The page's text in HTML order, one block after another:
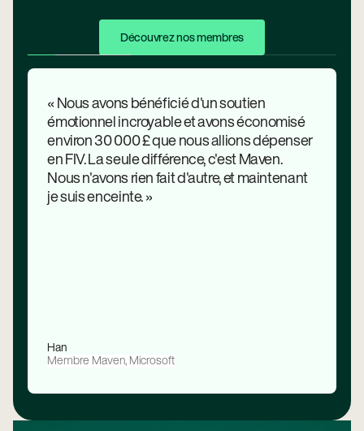
Découvrez nos membres
« Nous avons bénéficié d'un soutien
émotionnel incroyable et avons économisé
environ 30 000 £ que nous allions dépenser
en FIV. La seule différence, c'est Maven.
Nous n'avons rien fait d'autre, et maintenant
je suis enceinte. »
Han
Membre Maven, Microsoft